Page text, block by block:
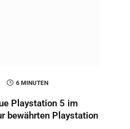
6 MINUTEN
Playstation 5 im
bewährten Playstation